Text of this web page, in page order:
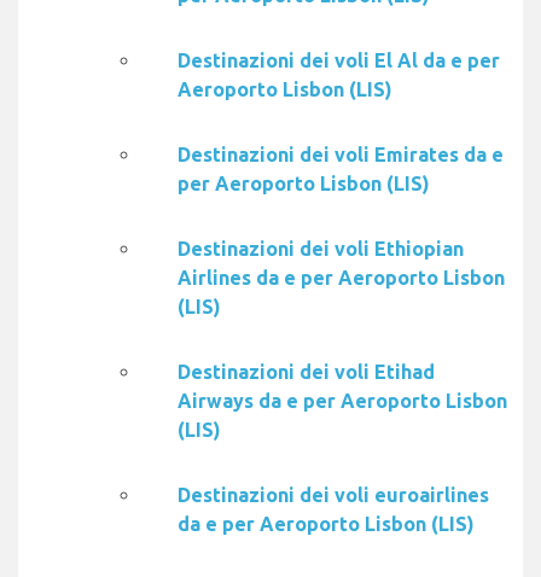
Destinazioni dei voli El Al da e per
Aeroporto Lisbon (LIS)
Destinazioni dei voli Emirates da e
per Aeroporto Lisbon (LIS)
Destinazioni dei voli Ethiopian
Airlines da e per Aeroporto Lisbon
(LIS)
Destinazioni dei voli Etihad
Airways da e per Aeroporto Lisbon
(LIS)
Destinazioni dei voli euroairlines
da e per Aeroporto Lisbon (LIS)